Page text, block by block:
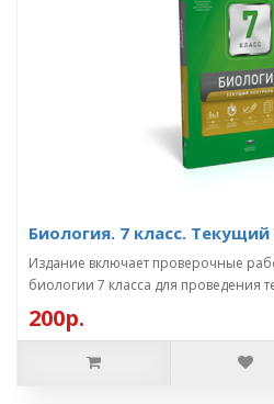
Биология. 7 класс.
Издание включает проверочные
биологии 7 класса для проведения
200р.